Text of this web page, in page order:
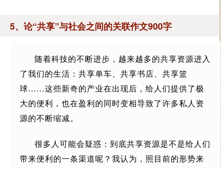
5、论“共享”与社会之间的关联作文900字
随着科技的不断进步，越来越多的共享资源进入
了我们的生活：共享单车、共享书店、共享篮
球……这些新奇的产业在出现后，给人们提供了极
大的便利，也在盈利的同时变相导致了许多私人资
源的不断缩减。
很多人可能会疑惑：到底共享资源是不是给人们
带来便利的一条渠道呢？我认为，照目前的形势来